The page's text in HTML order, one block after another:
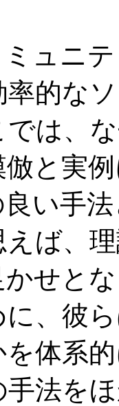
ュニ
率的な
では、
と実
い手
ば、
せと
、彼
体系
法を